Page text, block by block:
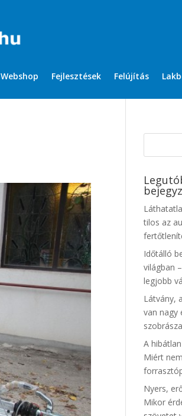
Webshop Fejlesztések Felújítás
tilos az
Időtálló
világban
legjobb
Látvány,
van nagy
A
Miért
Nyers,
Mikor